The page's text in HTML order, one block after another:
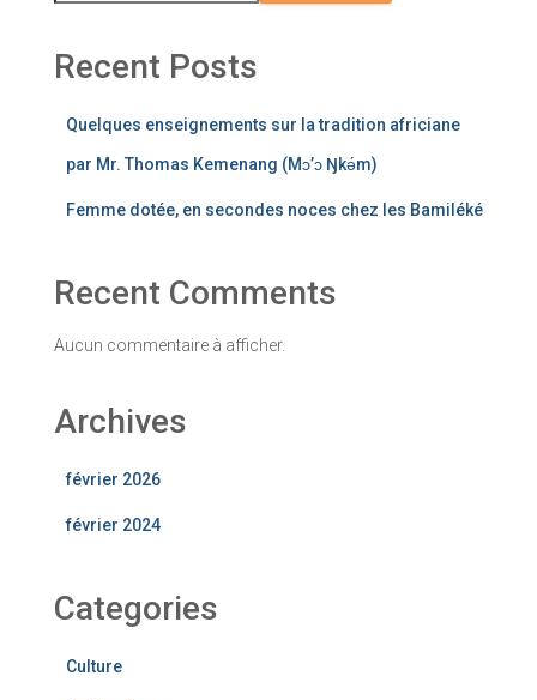
Recent Posts
Quelques enseignements sur la tradition africiane
par Mr. Thomas Kemenang (Mɔ’ɔ Ŋkǝ́m)
Femme dotée, en secondes noces chez les Bamiléké
Recent Comments
Aucun commentaire à afficher.
Archives
février 2026
février 2024
Categories
Culture